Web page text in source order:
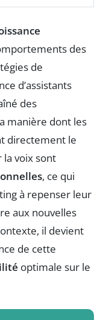
des
de
d’assistants
des
manière dont les
directement le
la voix sont
, ce qui
à repenser leur
aux nouvelles
il devient
de cette
optimale sur le